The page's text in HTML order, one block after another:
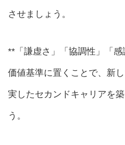
させましょう。
**「謙虚さ」「協調性」「
価値基準に置くことで、新
実したセカンドキャリアを
う。